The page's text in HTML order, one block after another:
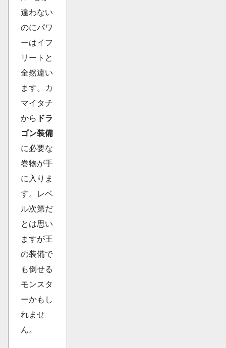
違わない
のにパワ
ーはイフ
リートと
全然違い
ます。カ
マイタチ
から ドラ
ゴン装備
に必要な
巻物が手
に入りま
す。レベ
ル次第だ
とは思い
ますが王
の装備で
も倒せる
モンスタ
ーかもし
れませ
ん。